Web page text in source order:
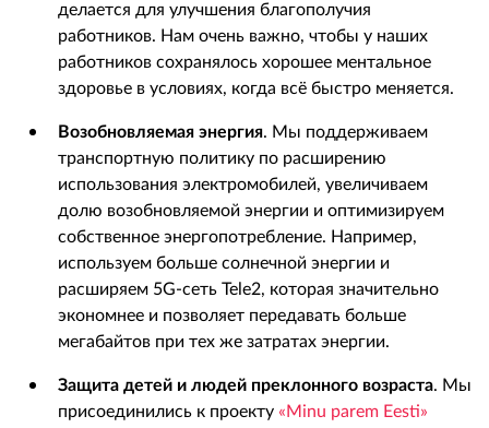
делается для улучшения благополучия
работников. Нам очень важно, чтобы у наших
работников сохранялось хорошее ментальное
здоровье в условиях, когда всё быстро меняется.
Возобновляемая энергия. Мы поддерживаем
транспортную политику по расширению
использования электромобилей, увеличиваем
долю возобновляемой энергии и оптимизируем
собственное энергопотребление. Например,
используем больше солнечной энергии и
расширяем 5G-сеть Tele2, которая значительно
экономнее и позволяет передавать больше
мегабайтов при тех же затратах энергии.
Защита детей и людей преклонного возраста. Мы
присоединились к проекту «Minu parem Eesti»